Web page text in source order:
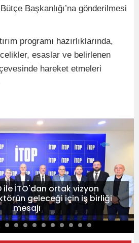
Başkanlığı’na gönderilmesi
programı hazırlıklarında,
esaslar ve belirlenen
hareket etmeleri
ile İTO'dan ortak vizyon
geleceği için iş birliği
mesajı